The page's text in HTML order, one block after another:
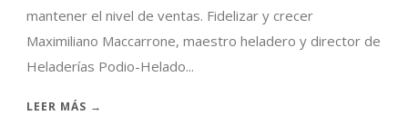
mantener el nivel de ventas. Fidelizar y crecer
Maximiliano Maccarrone, maestro heladero y director de
Heladerías Podio-Helado...
LEER MÁS →